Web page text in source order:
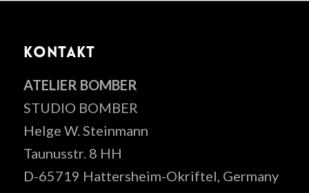
KONTAKT
ATELIER BOMBER
STUDIO BOMBER
Helge W. Steinmann
Taunusstr. 8 HH
D-65719 Hattersheim-Okriftel, Germany